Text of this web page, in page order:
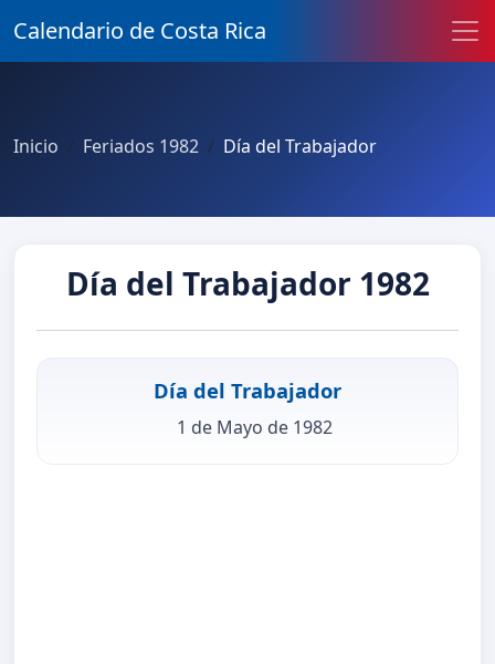
Calendario de Costa Rica
Inicio Feriados 1982 Día del Trabajador
Día del Trabajador 1982
Día del Trabajador
1 de Mayo de 1982